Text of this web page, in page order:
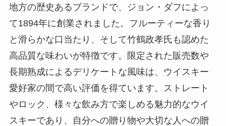
地方の歴史あるブランドで、ジョン・ダフによっ
て1894年に創業されました。フルーティーな香り
と滑らかな口当たり、そして竹鶴政孝氏も認めた
高品質な味わいが特徴です。限定された販売数や
長期熟成によるデリケートな風味は、ウイスキー
愛好家の間で高い評価を得ています。ストレート
やロック、様々な飲み方で楽しめる魅力的なウイ
スキーであり、自分への贈り物や大切な人への贈